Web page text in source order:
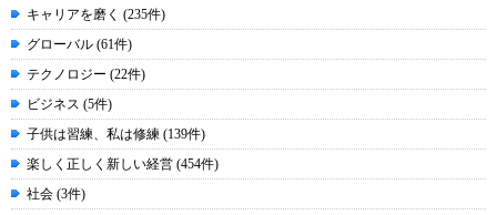
キャリアを磨く (235件)
グローバル (61件)
テクノロジー (22件)
ビジネス (5件)
子供は習練、私は修練 (139件)
楽しく正しく新しい経営 (454件)
社会 (3件)